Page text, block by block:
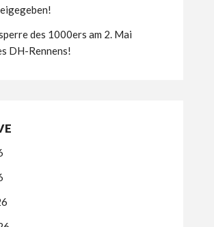
des 1000ers am 2. Mai
DH-Rennens!